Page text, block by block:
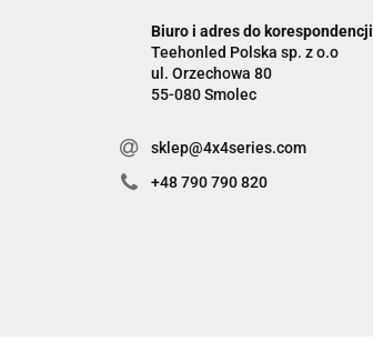
Biuro i adres do korespondencji
Teehonled Polska sp. z o.o
ul. Orzechowa 80
55-080 Smolec
sklep@4x4series.com
+48 790 790 820